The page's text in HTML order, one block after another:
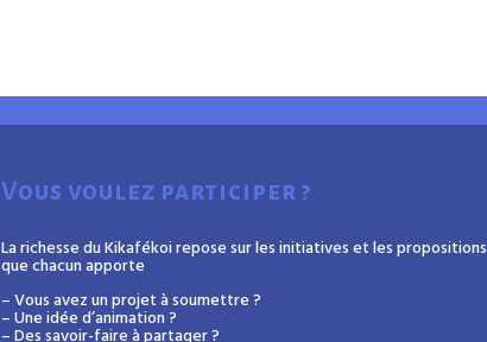
Vous voulez participer ?
La richesse du Kikafékoi repose sur les initiatives et les propositions
que chacun apporte
– Vous avez un projet à soumettre ?
– Une idée d’animation ?